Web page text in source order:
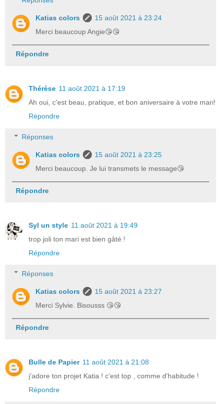
Katias colors
15 août 2021 à 23:24
Merci beaucoup Angie😘😘
Répondre
Thérèse 11 août 2021 à 17:19
Ah oui, c'est beau, pratique, et bon aniversaire à votre mari!
Répondre
Réponses
Katias colors
15 août 2021 à 23:25
Merci beaucoup. Je lui transmets le message😘
Répondre
Syl un style 11 août 2021 à 19:49
trop joli ton mari est bien gâté !
Répondre
Réponses
Katias colors
15 août 2021 à 23:27
Merci Sylvie. Bisousss 😘😘
Répondre
Bulle de Papier 11 août 2021 à 21:08
j'adore ton projet Katia ! c'est top , comme d'habitude !
Répondre